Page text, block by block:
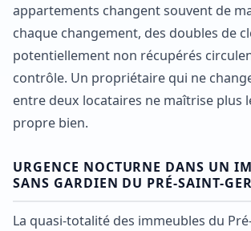
appartements changent souvent de
chaque changement, des doubles de
potentiellement non récupérés
contrôle. Un propriétaire qui ne
entre deux locataires ne maîtrise plus
propre bien.
URGENCE NOCTURNE DANS UN
SANS GARDIEN DU PRÉ-SAINT-
La quasi-totalité des immeubles du